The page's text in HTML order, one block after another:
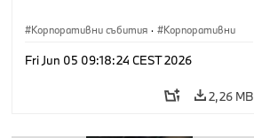
Корпоративни събития · Корпоративни
Fri Jun 05 09:18:24 CEST 2026
2,26 MB